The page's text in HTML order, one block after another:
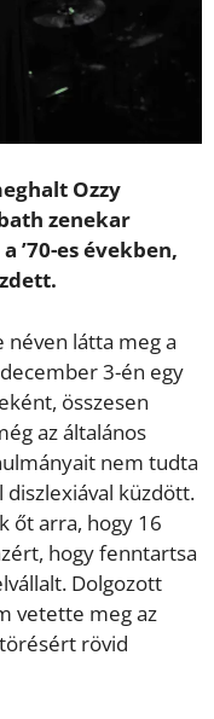
Ozzy
zenekar
es években,
néven látta meg a
3-én egy
összesen
az általános
nem tudta
küzdött.
őt arra, hogy 16
hogy fenntartsa
Dolgozott
vetette meg az
rövid